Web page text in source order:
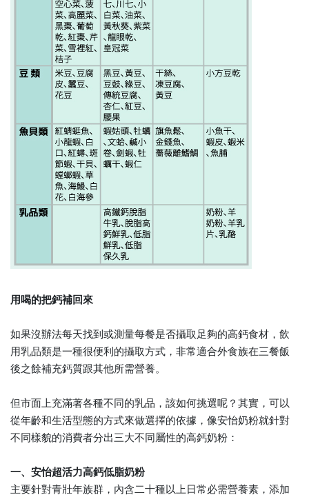
用喝的把鈣補回來
如果沒辦法每天找到或測量每餐是否攝取足夠的高鈣食材，飲
用乳品類是一種很便利的攝取方式，非常適合外食族在三餐飯
後之餘補充鈣質跟其他所需營養。
但市面上充滿著各種不同的乳品，該如何挑選呢？其實，可以
從年齡和生活型態的方式來做選擇的依據，像安怡奶粉就針對
不同樣貌的消費者分出三大不同屬性的高鈣奶粉：
一、安怡超活力高鈣低脂奶粉
主要針對青壯年族群，內含二十種以上日常必需營養素，添加